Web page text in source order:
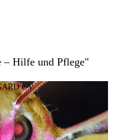
– Hilfe und Pflege"
e.V.